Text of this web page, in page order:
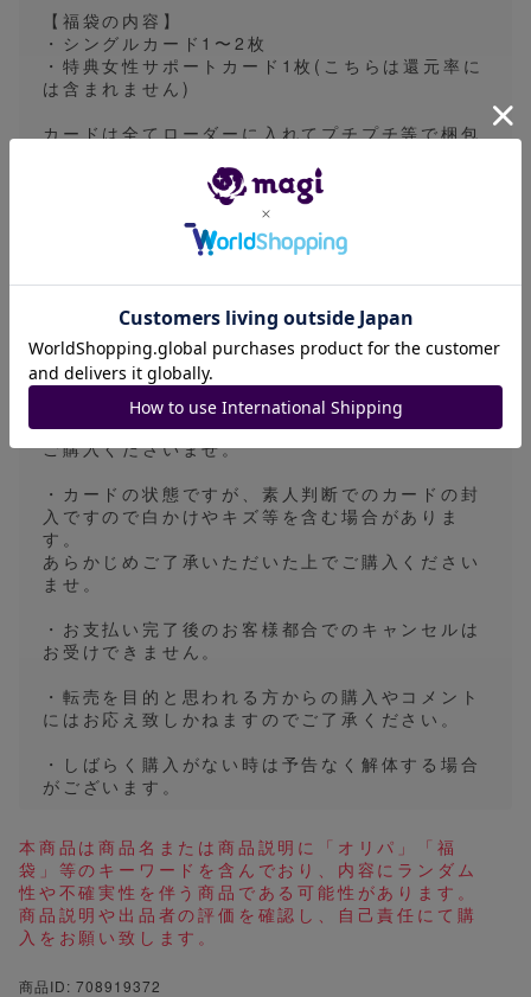
【福袋の内容】
・シングルカード1〜2枚
・特典女性サポートカード1枚(こちらは還元率に
は含まれません)
カードは全てローダーに入れてプチプチ等で梱包
カードラッシュ様の販売サイトを参考に作成させ
ていただいております。
⚠️注意事項⚠️
・商品の性質上、発送後はこちらの過失以外では
キャンセルができません。
ご購入前にご確認いただきご購入をよろしくお願
いいたします！
また、宝くじなどと同じで当たりを引ける時と引
けない時がありますので、ご納得いただいた上で
ご購入くださいませ。
・カードの状態ですが、素人判断でのカードの封
入ですので白かけやキズ等を含む場合がありま
す。
あらかじめご了承いただいた上でご購入ください
ませ。
・お支払い完了後のお客様都合でのキャンセルは
お受けできません。
・転売を目的と思われる方からの購入やコメント
にはお応え致しかねますのでご了承ください。
・しばらく購入がない時は予告なく解体する場合
がございます。
本商品は商品名または商品説明に「オリパ」「福
袋」等のキーワードを含んでおり、内容にランダム
性や不確実性を伴う商品である可能性があります。
商品説明や出品者の評価を確認し、自己責任にて購
入をお願い致します。
商品ID: 708919372